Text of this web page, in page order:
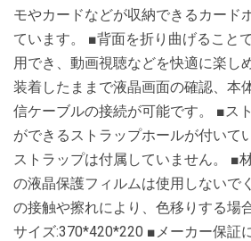
モやカードなどが収納できるカード
ています。 ■背面を折り曲げること
用でき、動画視聴などを快適に楽し
装着したままで液晶画面の確認、本
信ケーブルの接続が可能です。 ■ス
ができるストラップホールが付いて
ストラップは付属していません。 ■
の液晶保護フィルムは使用しないで
の接触や擦れにより、色移りする場
サイズ:370*420*220 ■メーカー保証